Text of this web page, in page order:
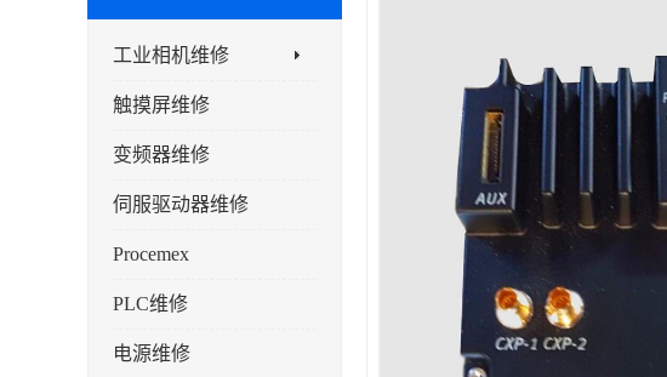
工业相机维修
触摸屏维修
变频器维修
伺服驱动器维修
Procemex
PLC维修
电源维修